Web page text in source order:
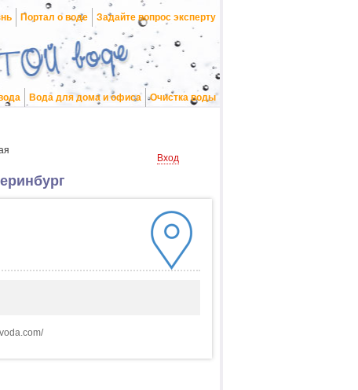
Портал о воде Задайте вопрос эксперту
Вода для дома и офиса Очистка воды
Вход